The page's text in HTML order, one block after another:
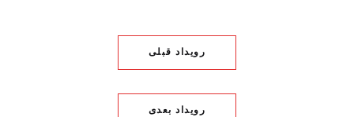
رویداد قبلی
رویداد بعدی